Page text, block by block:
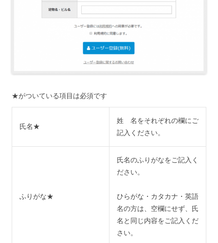
★がついている項目は必須です
氏名★
姓 名をそれぞれの欄にご
記入ください。
ふりがな★
氏名のふりがなをご記入く
ださい。
ひらがな・カタカナ・英語
名の方は、空欄にせず、氏
名と同じ内容をご記入くだ
さい。